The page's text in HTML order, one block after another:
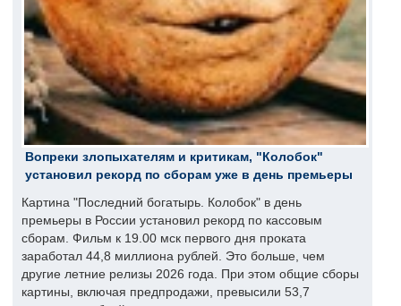
Вопреки злопыхателям и критикам, "Колобок"
установил рекорд по сборам уже в день премьеры
Картина "Последний богатырь. Колобок" в день
премьеры в России установил рекорд по кассовым
сборам. Фильм к 19.00 мск первого дня проката
заработал 44,8 миллиона рублей. Это больше, чем
другие летние релизы 2026 года. При этом общие сборы
картины, включая предпродажи, превысили 53,7